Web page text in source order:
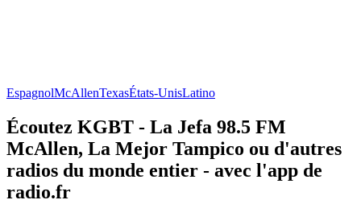
EspagnolMcAllenTexasÉtats-UnisLatino
Écoutez KGBT - La Jefa 98.5 FM
McAllen, La Mejor Tampico ou d'autres
radios du monde entier - avec l'app de
radio.fr